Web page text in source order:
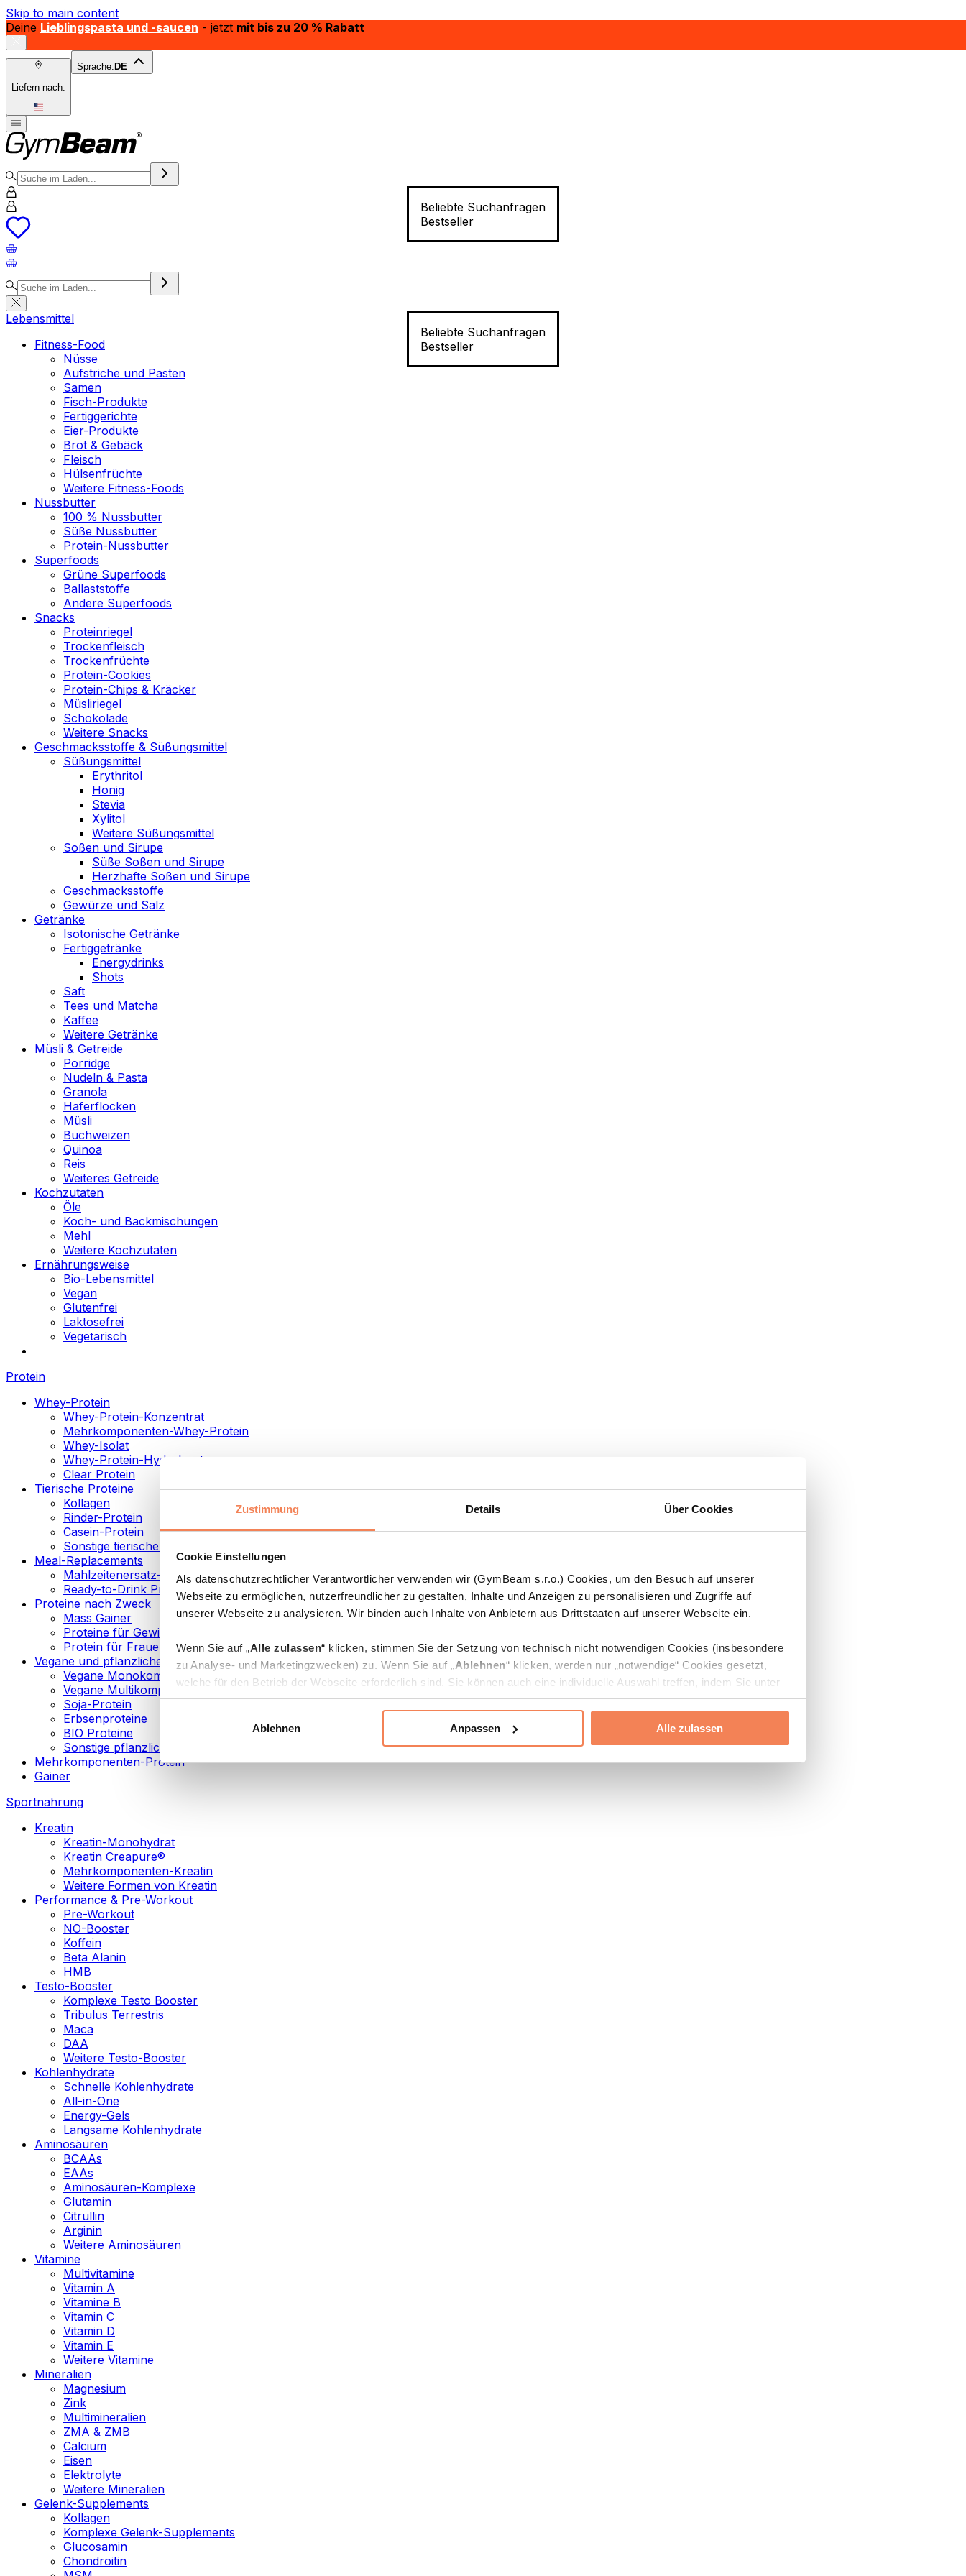
Zustimmung Details Über Cookies
Cookie Einstellungen
Als datenschutzrechtlicher Verantwortlicher verwenden wir (GymBeam s.r.o.) Cookies, um den Besuch auf unserer
Webseite zu ermöglichen, nutzerfreundlicher zu gestalten, Inhalte und Anzeigen zu personalisieren und Zugriffe auf
unserer Webseite zu analysieren. Wir binden auch Inhalte von Anbietern aus Drittstaaten auf unserer Webseite ein.
Wenn Sie auf „Alle zulassen“ klicken, stimmen Sie der Setzung von technisch nicht notwendigen Cookies (insbesondere
zu Analyse- und Marketingzwecken) zu. Wenn Sie auf „Ablehnen“ klicken, werden nur „notwendige“ Cookies gesetzt,
welche für den Betrieb der Webseite erforderlich sind. Sie können auch eine individuelle Auswahl treffen, indem Sie unter
„Anpassen“ einzelne Kategorien an- oder abwählen und „Auswahl erlauben“ klicken.
Weitere Informationen über die Verarbeitung Ihrer Daten finden Sie in den Unterpunkten „Details“ und „Über Cookies“
Ablehnen Anpassen Alle zulassen
Skip to main content
Deine Lieblingspasta und -saucen - jetzt mit bis zu 20 % Rabatt
Liefern nach:
Sprache: DE
Beliebte Suchanfragen
Bestseller
Beliebte Suchanfragen
Bestseller
Lebensmittel
Fitness-Food
Nüsse
Aufstriche und Pasten
Samen
Fisch-Produkte
Fertiggerichte
Eier-Produkte
Brot & Gebäck
Fleisch
Hülsenfrüchte
Weitere Fitness-Foods
Nussbutter
100 % Nussbutter
Süße Nussbutter
Protein-Nussbutter
Superfoods
Grüne Superfoods
Ballaststoffe
Andere Superfoods
Snacks
Proteinriegel
Trockenfleisch
Trockenfrüchte
Protein-Cookies
Protein-Chips & Kräcker
Müsliriegel
Schokolade
Weitere Snacks
Geschmacksstoffe & Süßungsmittel
Süßungsmittel
Erythritol
Honig
Stevia
Xylitol
Weitere Süßungsmittel
Soßen und Sirupe
Süße Soßen und Sirupe
Herzhafte Soßen und Sirupe
Geschmacksstoffe
Gewürze und Salz
Getränke
Isotonische Getränke
Fertiggetränke
Energydrinks
Shots
Saft
Tees und Matcha
Kaffee
Weitere Getränke
Müsli & Getreide
Porridge
Nudeln & Pasta
Granola
Haferflocken
Müsli
Buchweizen
Quinoa
Reis
Weiteres Getreide
Kochzutaten
Öle
Koch- und Backmischungen
Mehl
Weitere Kochzutaten
Ernährungsweise
Bio-Lebensmittel
Vegan
Glutenfrei
Laktosefrei
Vegetarisch
Protein
Whey-Protein
Whey-Protein-Konzentrat
Mehrkomponenten-Whey-Protein
Whey-Isolat
Whey-Protein-Hydrolysat
Clear Protein
Tierische Proteine
Kollagen
Rinder-Protein
Casein-Protein
Sonstige tierische Proteine
Meal-Replacements
Mahlzeitenersatz-Pulver
Ready-to-Drink Proteingetränke
Proteine nach Zweck
Mass Gainer
Proteine für Gewichtsverlust
Protein für Frauen
Vegane und pflanzliche Proteine
Vegane Monokomponenten-Proteine
Vegane Multikomponenten-Proteine
Soja-Protein
Erbsenproteine
BIO Proteine
Sonstige pflanzliche Proteine
Mehrkomponenten-Protein
Gainer
Sportnahrung
Kreatin
Kreatin-Monohydrat
Kreatin Creapure®
Mehrkomponenten-Kreatin
Weitere Formen von Kreatin
Performance & Pre-Workout
Pre-Workout
NO-Booster
Koffein
Beta Alanin
HMB
Testo-Booster
Komplexe Testo Booster
Tribulus Terrestris
Maca
DAA
Weitere Testo-Booster
Kohlenhydrate
Schnelle Kohlenhydrate
All-in-One
Energy-Gels
Langsame Kohlenhydrate
Aminosäuren
BCAAs
EAAs
Aminosäuren-Komplexe
Glutamin
Citrullin
Arginin
Weitere Aminosäuren
Vitamine
Multivitamine
Vitamin A
Vitamine B
Vitamin C
Vitamin D
Vitamin E
Weitere Vitamine
Mineralien
Magnesium
Zink
Multimineralien
ZMA & ZMB
Calcium
Eisen
Elektrolyte
Weitere Mineralien
Gelenk-Supplements
Kollagen
Komplexe Gelenk-Supplements
Glucosamin
Chondroitin